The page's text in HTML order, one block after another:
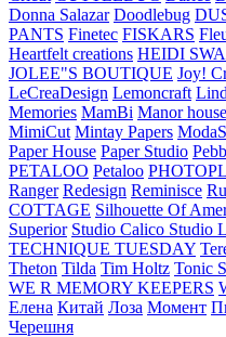
Donna Salazar Doodlebug
PANTS Finetec FISKARS
Heartfelt creations HEIDI
JOLEE"S BOUTIQUE Joy!
LeCreaDesign Lemoncraft
Memories MamBi Manor house
MimiCut Mintay Papers
Paper House Paper Studio
PETALOO Petaloo
Ranger Redesign Reminisce
COTTAGE Silhouette Of
Superior Studio Calico Studio
TECHNIQUE TUESDAY
Theton Tilda Tim Holtz Tonic
WE R MEMORY KEEPERS
Елена Китай Лоза Момент
Черешня